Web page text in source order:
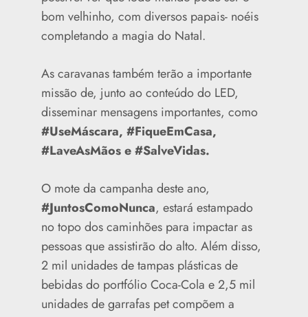
bom velhinho, com diversos papais- noéis
completando a magia do Natal.
As caravanas também terão a importante
missão de, junto ao conteúdo do LED,
disseminar mensagens importantes, como
#UseMáscara, #FiqueEmCasa,
#LaveAsMãos e #SalveVidas.
O mote da campanha deste ano,
#JuntosComoNunca, estará estampado
no topo dos caminhões para impactar as
pessoas que assistirão do alto. Além disso,
2 mil unidades de tampas plásticas de
bebidas do portfólio Coca-Cola e 2,5 mil
unidades de garrafas pet compõem a